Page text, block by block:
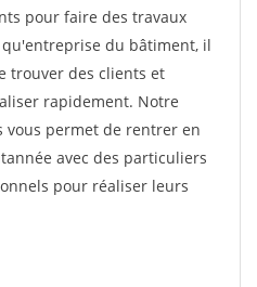
pour faire des travaux
du bâtiment, il
trouver des clients et
rapidement. Notre
vous permet de rentrer en
avec des particuliers
pour réaliser leurs